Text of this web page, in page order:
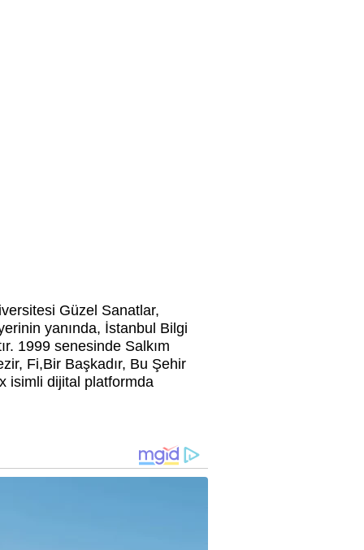
Güzel Sanatlar,
yanında, İstanbul Bilgi
1999 senesinde Salkım
Fi,Bir Başkadır, Bu Şehir
isimli dijital platformda